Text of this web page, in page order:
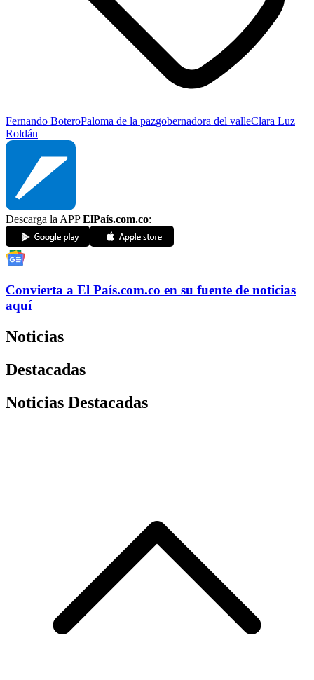
Fernando BoteroPaloma de la pazgobernadora del valleClara Luz
Roldán
Descarga la APPElPaís.com.co:
Convierta a El País.com.co en su fuente de noticias
aquí
Noticias
Destacadas
Noticias Destacadas